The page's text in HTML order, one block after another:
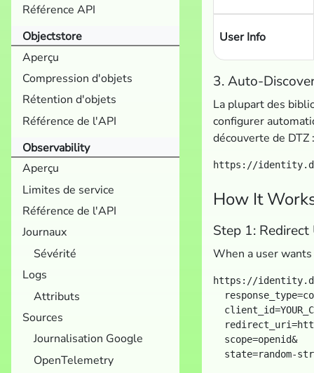
Référence API
Objectstore
Aperçu
Compression d'objets
Rétention d'objets
Référence de l'API
Observability
Aperçu
Limites de service
Référence de l'API
Journaux
Sévérité
Logs
Attributs
Sources
Journalisation Google
OpenTelemetry
User Info
3. Auto-
La plupart des
configurer
découverte de DTZ :
How It
Step 1:
When a user
https://
  scope=openid&